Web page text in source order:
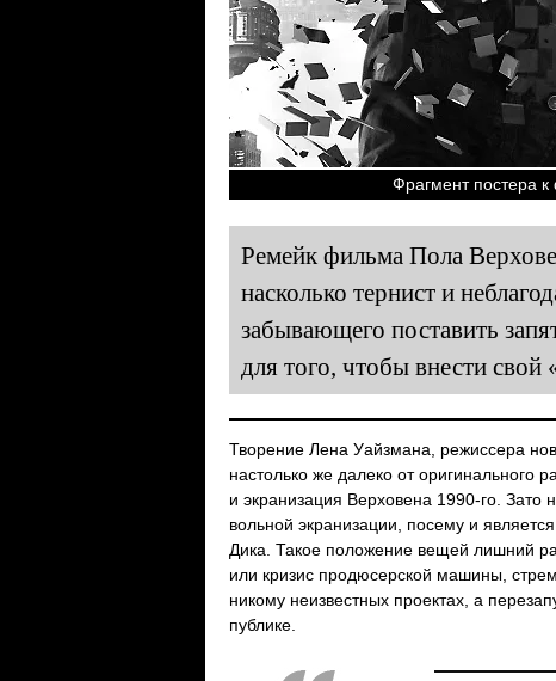
Фрагмент постера
Ремейк фильма Пола
насколько тернист и
забывающего поставить
для того, чтобы внести свой
Творение Лена Уайзмана, режиссера
настолько же далеко от оригинального
и экранизация Верховена 1990-го. Зато
вольной экранизации, посему и
Дика. Такое положение вещей лишний
или кризис продюсерской машины,
никому неизвестных проектах, а
публике.